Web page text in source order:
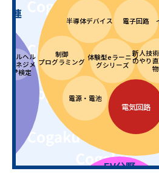
体験型eラーニン
グシリーズ
新人技
のやり
電気回路
電子回路
半導体デバイス
電源・電池
制御
プログラミング
ンタルヘル
・マネジメ
ント®検定
EV分野
連